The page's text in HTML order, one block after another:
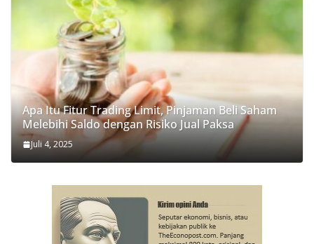
Apa Itu Fitur Trading Limit, Pinjaman Beli Saham
Melebihi Saldo dengan Risiko Jual Paksa
Juli 4, 2025